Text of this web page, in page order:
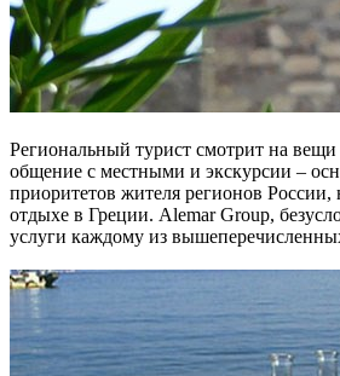
Региональный турист смотрит на
общение с местными и экскурсии –
приоритетов жителя регионов России,
отдыхе в Греции. Alemar Group,
услуги каждому из